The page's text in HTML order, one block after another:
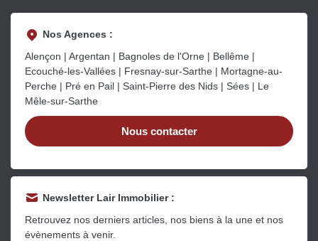
Nos Agences :
Alençon | Argentan | Bagnoles de l'Orne | Bellême |
Ecouché-les-Vallées | Fresnay-sur-Sarthe | Mortagne-au-
Perche | Pré en Pail | Saint-Pierre des Nids | Sées | Le
Mêle-sur-Sarthe
Nous contacter
Newsletter Lair Immobilier :
Retrouvez nos derniers articles, nos biens à la une et nos
évènements à venir.